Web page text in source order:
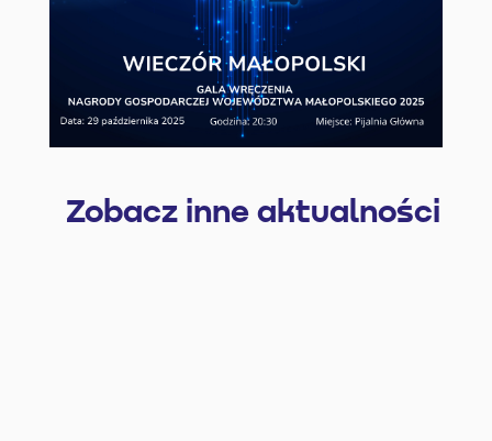
Zobacz inne aktualności